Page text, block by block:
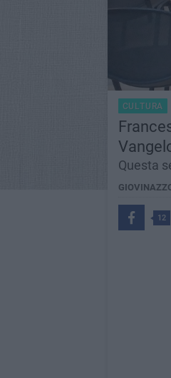
CULTURA
Questa
12